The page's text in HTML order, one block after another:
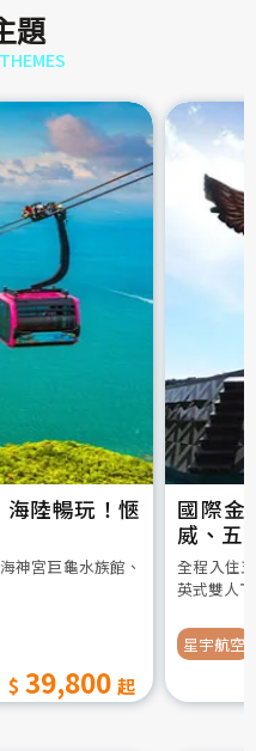
題
陸暢玩！愜
神宮巨龜水族館、
39,800
國際金
威、五
全程入住
英式雙人
星宇航空